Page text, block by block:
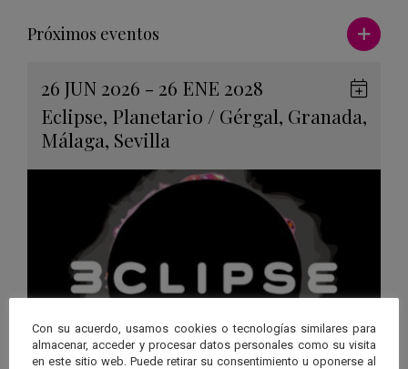
Próximos eventos Ver más
26 JUN 2026 - 26 ENE 2028
Eclipse, Planetario / Gérgal, Granada,
Málaga, Sevilla
en
Con su acuerdo, usamos cookies o tecnologías similares para
almacenar, acceder y procesar datos personales como su visita
en este sitio web. Puede retirar su consentimiento u oponerse al